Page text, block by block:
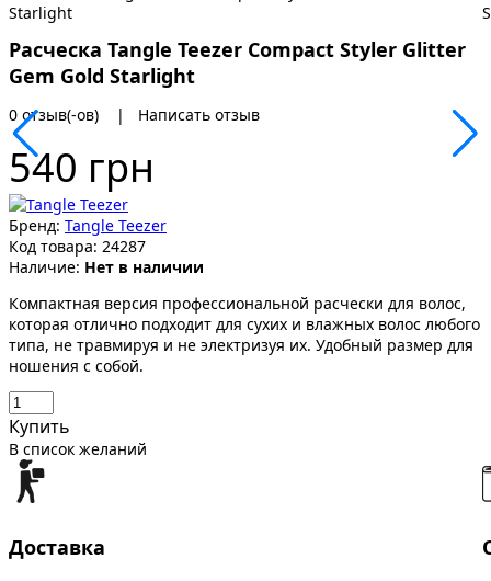
Расческа Tangle Teezer Compact Styler Glitter
Gem Gold Starlight
0 отзыв(-ов) | Написать отзыв
540 грн
Бренд: Tangle Teezer
Код товара: 24287
Наличие: Нет в наличии
Компактная версия профессиональной расчески для волос,
которая отлично подходит для сухих и влажных волос любого
типа, не травмируя и не электризуя их. Удобный размер для
ношения с собой.
Купить
В список желаний
Доставка